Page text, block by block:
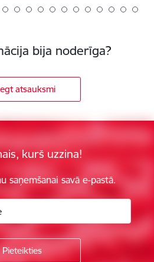
bija noderīga?
atsauksmi
kurš uzzina!
saņemšanai savā e-pastā.